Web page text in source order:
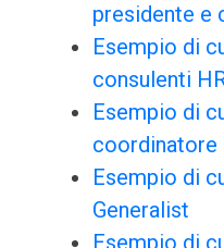
presidente e
Esempio di
consulenti
Esempio di
coordinatore
Esempio di
Generalist
Esempio di